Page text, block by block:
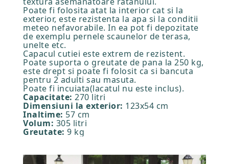
Poate fi folosita atat la interior cat si la
exterior, este rezistenta la apa si la conditii
meteo nefavorabile. In ea pot fi depozitate
de exemplu pernele scaunelor de terasa,
unelte etc.
Capacul cutiei este extrem de rezistent.
Poate suporta o greutate de pana la 250 kg,
este drept si poate fi folosit ca si bancuta
pentru 2 adulti sau masuta.
Poate fi incuiata(lacatul nu este inclus).
Capacitate: 270 litri
Dimensiuni la exterior: 123x54 cm
Inaltime: 57 cm
Volum: 305 litri
Greutate: 9 kg